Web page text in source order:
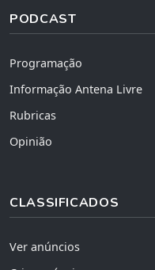
PODCAST
Programação
Informação Antena Livre
Rubricas
Opinião
CLASSIFICADOS
Ver anúncios